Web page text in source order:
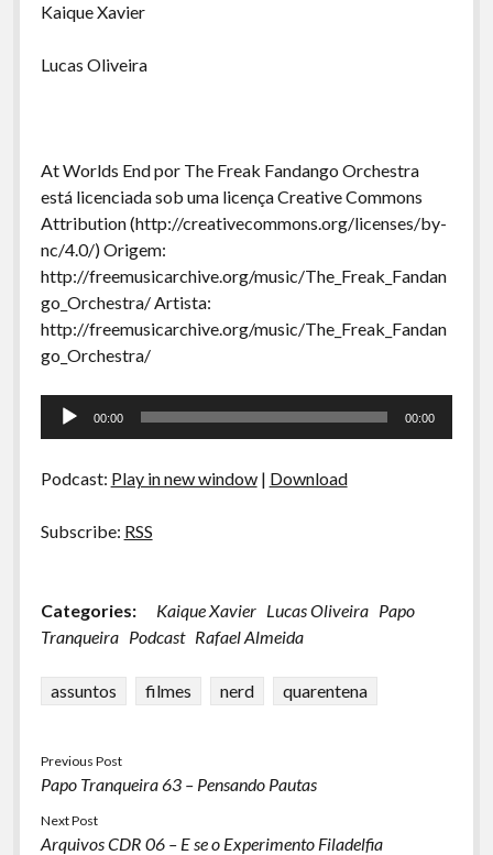
Kaique Xavier
Lucas Oliveira
At Worlds End por The Freak Fandango Orchestra
está licenciada sob uma licença Creative Commons
Attribution (http://creativecommons.org/licenses/by-
nc/4.0/) Origem:
http://freemusicarchive.org/music/The_Freak_Fandan
go_Orchestra/ Artista:
http://freemusicarchive.org/music/The_Freak_Fandan
go_Orchestra/
Tocador
00:00 00:00
Podcast: Play in new window| Download
Subscribe: RSS
Categories: Kaique Xavier Lucas Oliveira Papo
Tranqueira Podcast Rafael Almeida
assuntos filmes nerd quarentena
Previous Post
Papo Tranqueira 63 – Pensando Pautas
Next Post
Arquivos CDR 06 – E se o Experimento Filadelfia